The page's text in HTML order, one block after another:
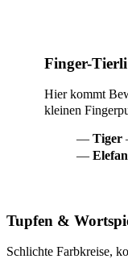
Finger-Tierli
Hier kommt
kleinen
Tiger
Tupfen &
Schlichte Farbkreise,